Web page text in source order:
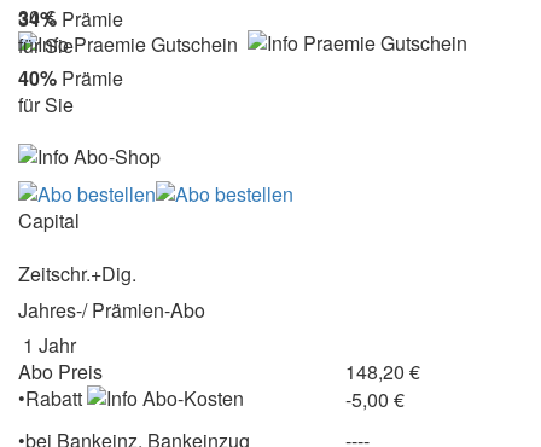
34% Prämie
für Sie
30 €
40% Prämie
für Sie
Capital
Zeitschr.+Dig.
Jahres-/ Prämien-Abo
1 Jahr
Abo Preis
148,20 €
•Rabatt
-5,00 €
•bei Bankeinz. Bankeinzug
----